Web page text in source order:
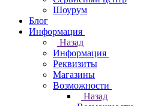
Шоурум
Блог
Информация
Назад
Информация
Реквизиты
Магазины
Возможности
Назад